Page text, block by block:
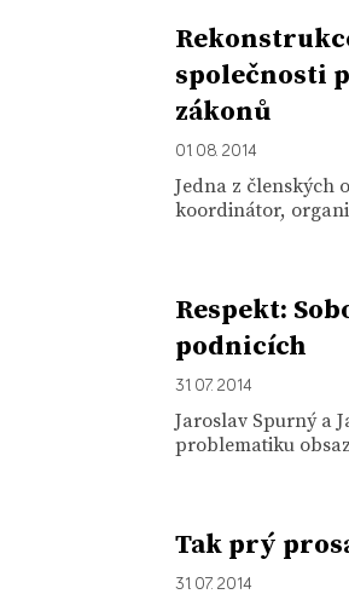
společnosti
zákonů
01. 08. 2014
Jedna z členských
koordinátor,
Respekt:
podnicích
31. 07. 2014
Jaroslav Spurný a
problematiku
Tak prý
31. 07. 2014